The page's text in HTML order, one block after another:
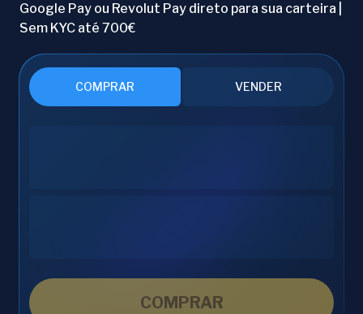
Google Pay ou Revolut Pay direto para sua carteira |
Sem KYC até 700€
COMPRAR VENDER
COMPRAR